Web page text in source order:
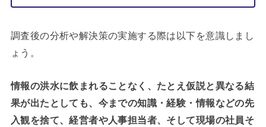
調査後の分析や解決策の実施する際は以下を意識しまし
ょう。
情報の洪水に飲まれることなく、たとえ仮説と異なる結
果が出たとしても、今までの知識・経験・情報などの先
入観を捨て、経営者や人事担当者、そして現場の社員そ